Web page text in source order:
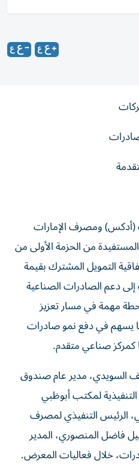
(أدكس) ومصرف الإمارات
من الحزمة الأولى من
التمويل المشترك بقيمة
إلى دعم الصادرات الصناعية
مهمة في مسار تعزيز
يسهم في دفع نمو صادرات
كمركز صناعي متقدم.
السويدي، مدير عام صندوق
لمكتب أبوظبي
الرئيس التنفيذي لمصرف
فاضل المنصوري، المدير
خلال فعاليات المعرض.